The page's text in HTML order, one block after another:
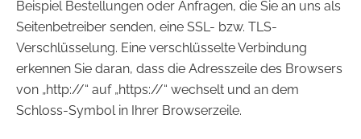
Beispiel Bestellungen oder Anfragen, die Sie an uns als
Seitenbetreiber senden, eine SSL- bzw. TLS-
Verschlüsselung. Eine verschlüsselte Verbindung
erkennen Sie daran, dass die Adresszeile des Browsers
von „http://“ auf „https://“ wechselt und an dem
Schloss-Symbol in Ihrer Browserzeile.